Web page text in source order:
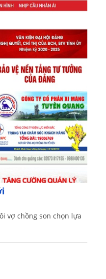
vợ chồng son chọn lựa